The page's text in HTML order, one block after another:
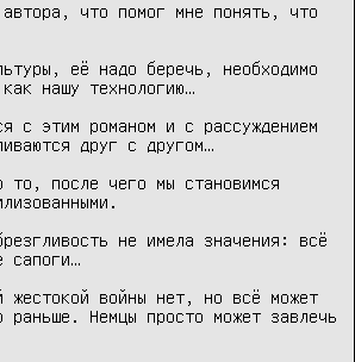
что помог мне понять, что
её надо беречь, необходимо
нашу технологию…
с этим романом и с рассуждением
друг с другом…
то, после чего мы становимся
не имела значения: всё
жестокой войны нет, но всё может
Немцы просто может завлечь